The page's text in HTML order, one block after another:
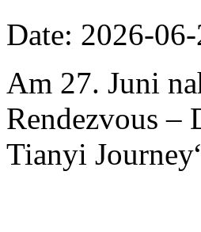
Date: 2026-
Am 27. Juni
Rendezvous –
Tianyi